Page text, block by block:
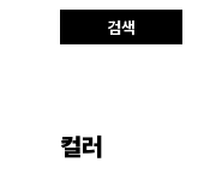
키르시
티에스지
검색
컬러